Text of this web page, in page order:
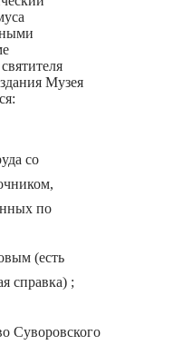
Музея
со
по
(есть
справка) ;
Суворовского